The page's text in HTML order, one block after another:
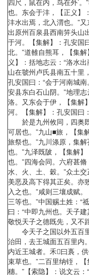
四尺，鼠在内，鸟在外’
也。东会于沣，【正义】
沣水出焉，北入渭也。”
出原州百泉县西南笄头山
于河。【集解】：孔安国
北。”道雒自熊耳，【集
义】：括地志云：“洛水
山在虢州卢氏县南五十里
孔安国曰：“会于河南城
安县东白石山阴。”地理
洛。又东会于伊，【集解
河。【集解】：孔安国曰
於是九州攸同，四奥既
可居也。”九山■旅，【集
旅祭也。”九川涤原，集
也。”九泽既陂，【集解
也。”四海会同。六府甚脩
水、火、土、穀。”众土
美恶及高下得其正矣。亦
入之也。”咸则三壤成赋
三等也。”中国赐土姓：“
曰：“中即九州也。天子
敬悦天子之德既先，又不
令天子之国以外五百里
治田，去王城面五百里内
内近王城者。禾曰裛，
束草也。”二百里纳铚，
穗。”【索隐】：说文云